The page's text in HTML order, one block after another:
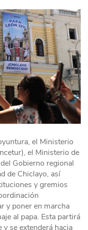
el Ministerio
el Ministerio de
Gobierno regional
de Chiclayo, así
y gremios
y poner en marcha
al papa. Esta partirá
se extenderá hacia